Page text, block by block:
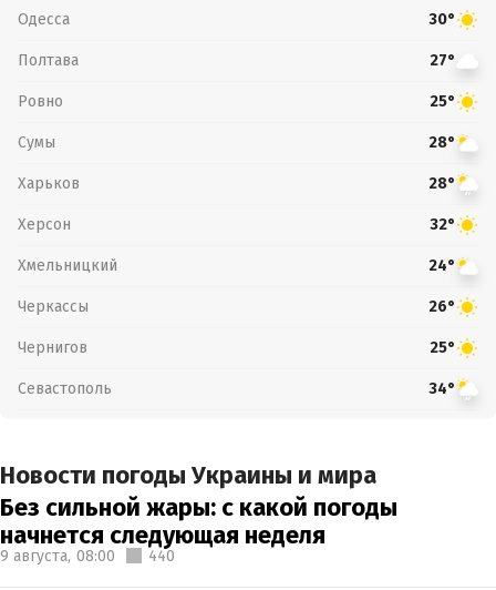
Одесса 30°
Полтава 27°
Ровно 25°
Сумы 28°
Харьков 28°
Херсон 32°
Хмельницкий 24°
Черкассы 26°
Чернигов 25°
Севастополь 34°
Новости погоды Украины и мира
Без сильной жары: с какой погоды
начнется следующая неделя
9 августа, 08:00 440